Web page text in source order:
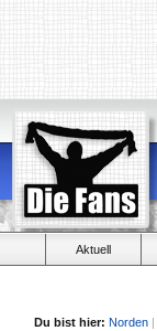
Aktuell
Du bist hier: Norden |